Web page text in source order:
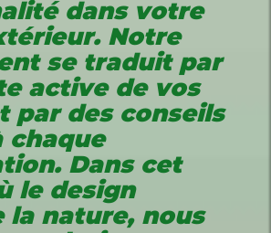
dans votre
Notre
se traduit par
active de vos
par des conseils
chaque
Dans cet
le design
la nature, nous